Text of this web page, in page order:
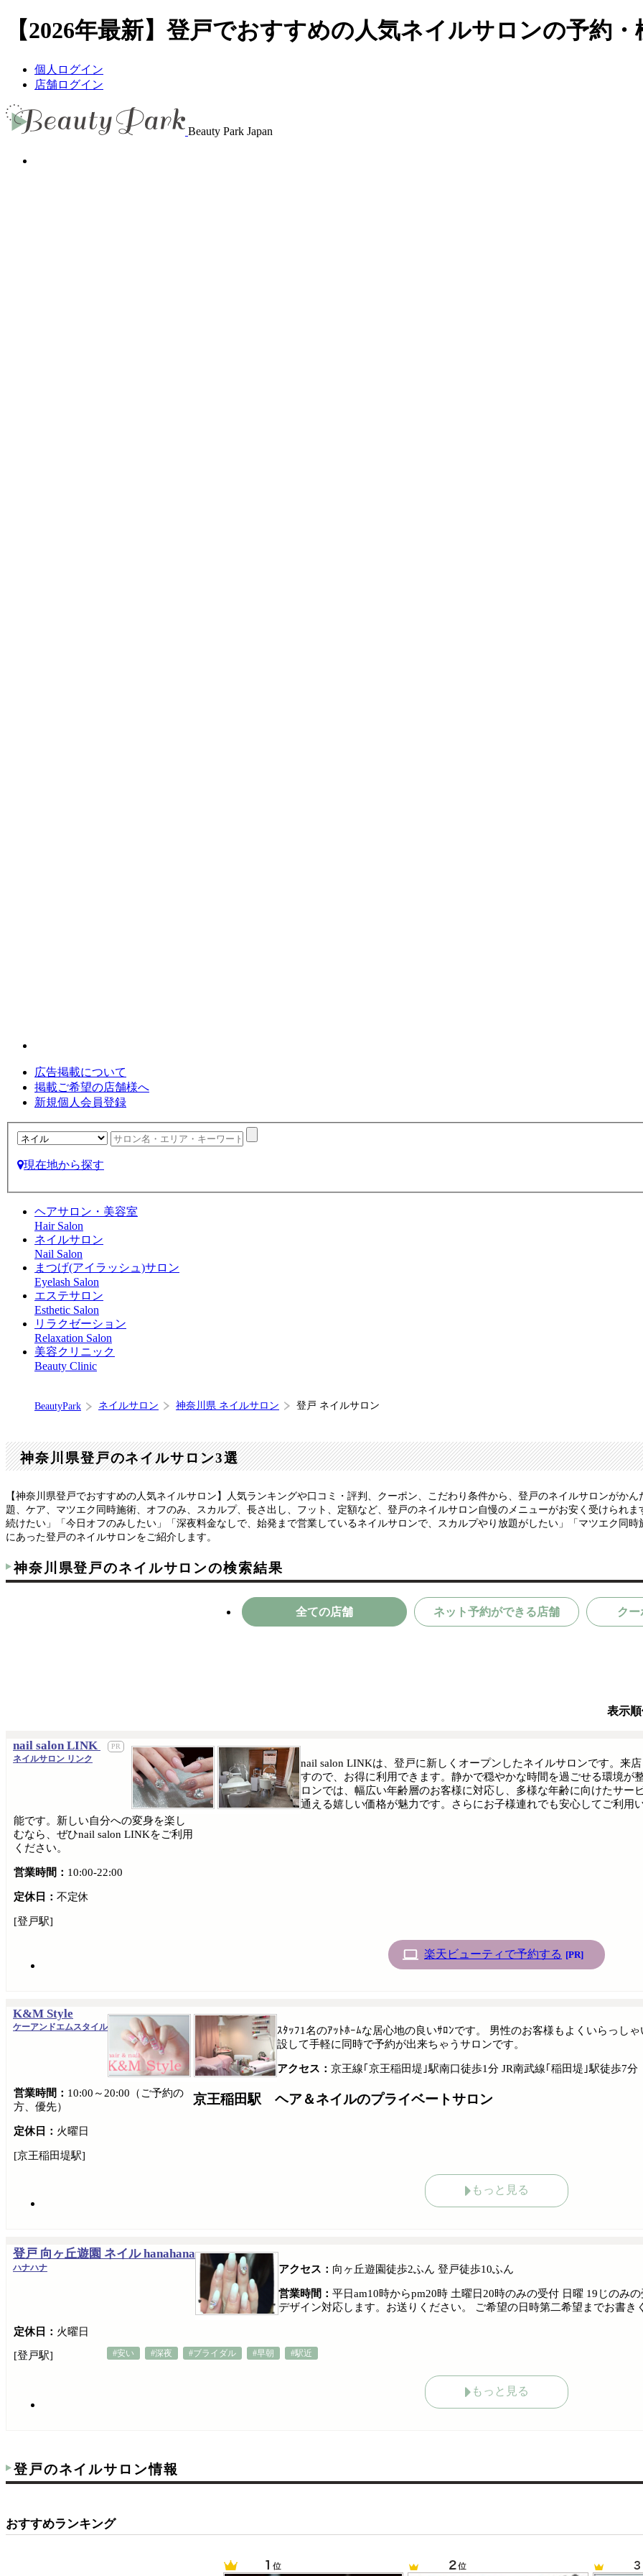
【2026年最新】登戸でおすすめの人気ネイルサロンの予約
個人ログイン
店舗ログイン
Beauty Park Japan
広告掲載について
掲載ご希望の店舗様へ
新規個人会員登録
現在地から探す
ヘアサロン・美容室
Hair Salon
ネイルサロン
Nail Salon
まつげ(アイラッシュ)サロン
Eyelash Salon
エステサロン
Esthetic Salon
リラクゼーション
Relaxation Salon
美容クリニック
Beauty Clinic
BeautyPark ネイルサロン 神奈川県 ネイルサロン 登戸 ネイルサロン
神奈川県登戸のネイルサロン3選
【神奈川県登戸でおすすめの人気ネイルサロン】人気ランキングや口コミ・評判、クーポン、こだわり条件から、登戸のネイルサロンがか
題、ケア、マツエク同時施術、オフのみ、スカルプ、長さ出し、フット、定額など、登戸のネイルサロン自慢のメニューがお安く受けられ
続けたい」「今日オフのみしたい」「深夜料金なしで、始発まで営業しているネイルサロンで、スカルプやり放題がしたい」「マツエク同
にあった登戸のネイルサロンをご紹介します。
神奈川県登戸のネイルサロンの検索結果
全ての店舗 ネット予約ができる店舗 クー
表示
nail salon LINK
ネイルサロン リンク
nail salon LINKは、登戸に新しくオープンしたネイルサロンです。来
すので、お得に利用できます。静かで穏やかな時間を過ごせる環境
ロンでは、幅広い年齢層のお客様に対応し、多様な年齢に向けたサ
通える嬉しい価格が魅力です。さらにお子様連れでも安心してご利
能です。新しい自分への変身を楽し
むなら、ぜひnail salon LINKをご利用
ください。
営業時間： 10:00-22:00
定休日： 不定休
[登戸駅]
楽天ビューティで予約する [PR]
K&M Style
ケーアンドエムスタイル
京王稲田駅 ヘア＆ネイルのプライベートサロン
ｽﾀｯﾌ1名のｱｯﾄﾎｰﾑな居心地の良いｻﾛﾝです。 男性のお客様もよくいらっし
設して手軽に同時で予約が出来ちゃうサロンです。
アクセス： 京王線｢京王稲田堤｣駅南口徒歩1分 JR南武線｢稲田堤｣駅徒歩7分
営業時間： 10:00～20:00（ご予約の
方、優先）
定休日： 火曜日
[京王稲田堤駅]
もっと見る
登戸 向ヶ丘遊園 ネイル hanahana
ハナハナ
#安い #深夜 #ブライダル #早朝 #駅近
アクセス： 向ヶ丘遊園徒歩2ふん 登戸徒歩10ふん
営業時間： 平日am10時からpm20時 土曜日20時のみの受付 日曜 19じのみ
デザイン対応します。お送りください。 ご希望の日時第二希望までお書き
定休日： 火曜日
[登戸駅]
もっと見る
登戸のネイルサロン情報
おすすめランキング